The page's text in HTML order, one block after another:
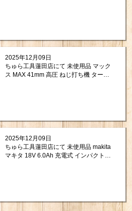
2025年12月09日
ちゅら工具蓮田店にて 未使用品 マック
ス MAX 41mm 高圧 ねじ打ち機 ターボ
2025年12月09日
ちゅら工具蓮田店にて 未使用品 makita
マキタ 18V 6.0Ah 充電式 インパクトド